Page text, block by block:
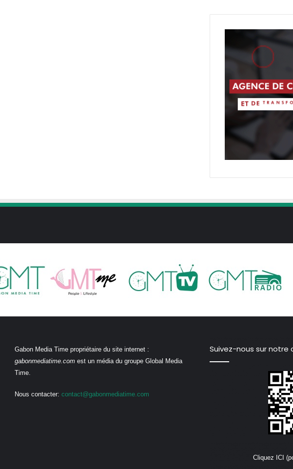
Gabon Media Time propriétaire du site internet :
gabonmediatime.comest un média du groupe Global Media
Time.
Nous contacter: contact@gabonmediatime.com
Suivez-nous sur notre
Cliquez ICI